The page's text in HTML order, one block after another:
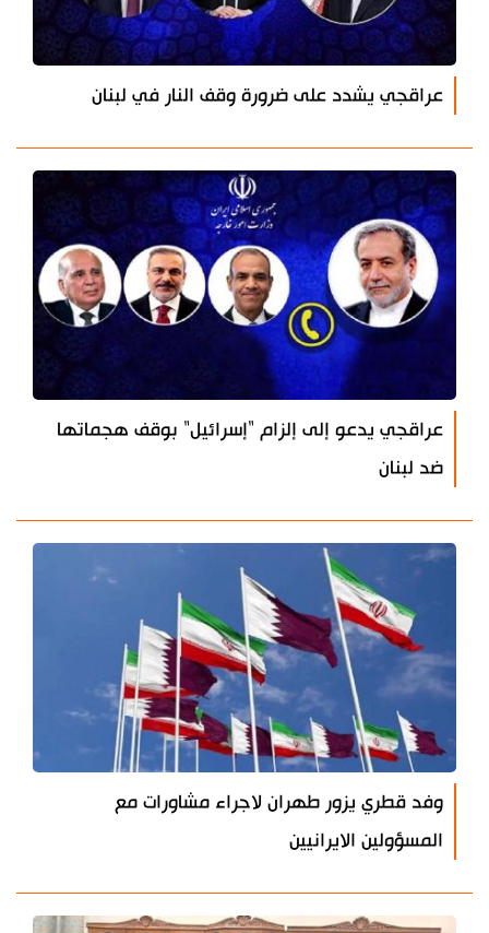
عراقجي يشدد على ضرورة وقف النار في لبنان
عراقجي يدعو إلى إلزام "إسرائيل" بوقف هجماتها
ضد لبنان
وفد قطري يزور طهران لاجراء مشاورات مع
المسؤولين الايرانيين